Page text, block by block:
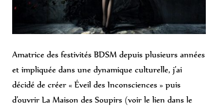
Amatrice des festivités BDSM depuis plusieurs années
et impliquée dans une dynamique culturelle, j’ai
décidé de créer « Éveil des Inconsciences » puis
d’ouvrir La Maison des Soupirs (voir le lien dans le